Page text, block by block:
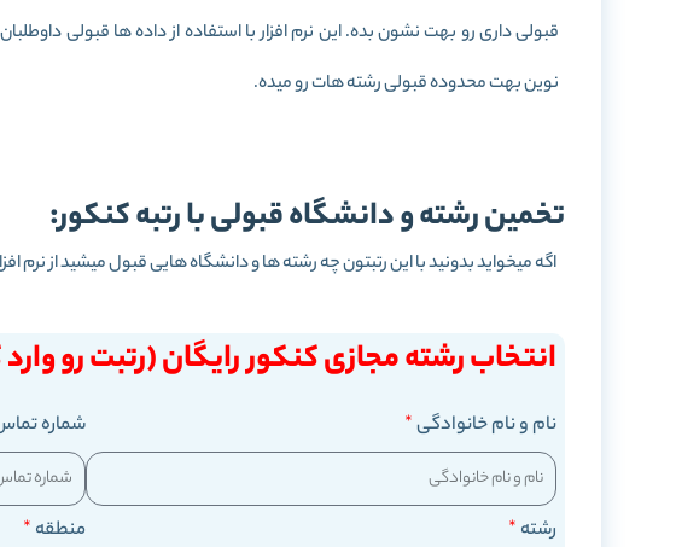
قبولی داری رو بهت نشون بده. این نرم افزار با استفاده از داده ها قبولی
نوین بهت محدوده قبولی رشته هات رو میده.
تخمین رشته و دانشگاه قبولی با رتبه کنکور:
اگه میخواید بدونید با این رتبتون چه رشته ها و دانشگاه هایی قبول میشید از نرم
انتخاب رشته مجازی کنکور رایگان (رتبت رو
نام و نام خانوادگی شماره
رشته منطقه